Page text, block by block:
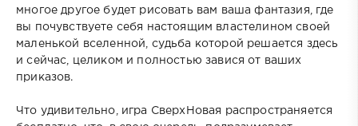
многое другое будет рисовать вам ваша фантазия, где
вы почувствуете себя настоящим властелином своей
маленькой вселенной, судьба которой решается здесь
и сейчас, целиком и полностью завися от ваших
приказов.
Что удивительно, игра СверхНовая распространяется